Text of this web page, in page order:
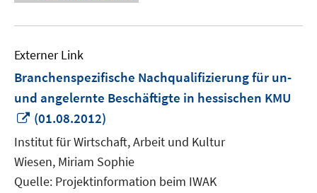
Externer Link
Branchenspezifische Nachqualifizierung für un-
und angelernte Beschäftigte in hessischen KMU
In
neuem
Fenster
öffnen
(01.08.2012)
Institut für Wirtschaft, Arbeit und Kultur
Wiesen, Miriam Sophie
Quelle: Projektinformation beim IWAK